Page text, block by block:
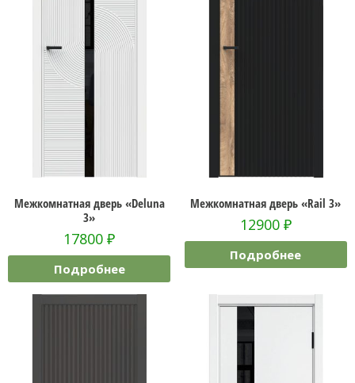
Межкомнатная дверь «Deluna
3»
17800₽
Подробнее
Межкомнатная дверь «Rail 3»
12900 ₽
Подробнее